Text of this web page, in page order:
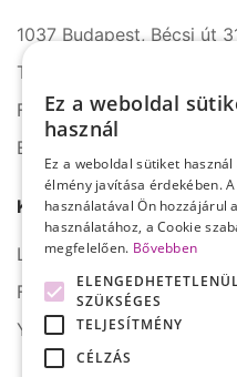
1037 Budapest, Bécsi út
Tel.: +36 1 272 2140
Fax: +36 1 272 2150
E-mail: info@serco.hu
Kövessen minket
LinkedIn
Facebook
YouTube
Ez a weboldal
használ
Ez a weboldal sütiket
élmény javítása érdekében.
használatával Ön hozzájárul
használatához, a Cookie
megfelelően. Bővebben
SZÜKSÉGES
TELJESÍTMÉNY
CÉLZÁS